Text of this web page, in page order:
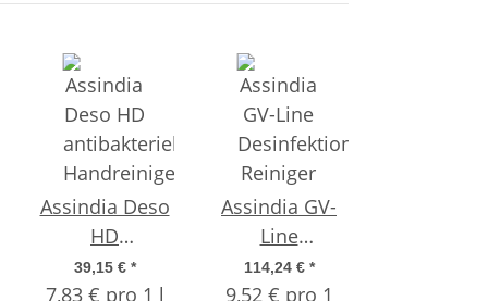
Assindia Deso
HD
antibakterieller
Handreiniger –
39,15 € *
7,83 € pro 1 l
Assindia GV-
Line
Desinfektions-
Reiniger 1000
114,24 € *
9,52 € pro 1